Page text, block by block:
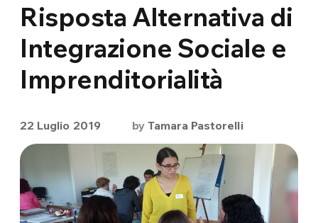
Risposta Alternativa di
Integrazione Sociale e
Imprenditorialità
22 Luglio 2019 by Tamara Pastorelli